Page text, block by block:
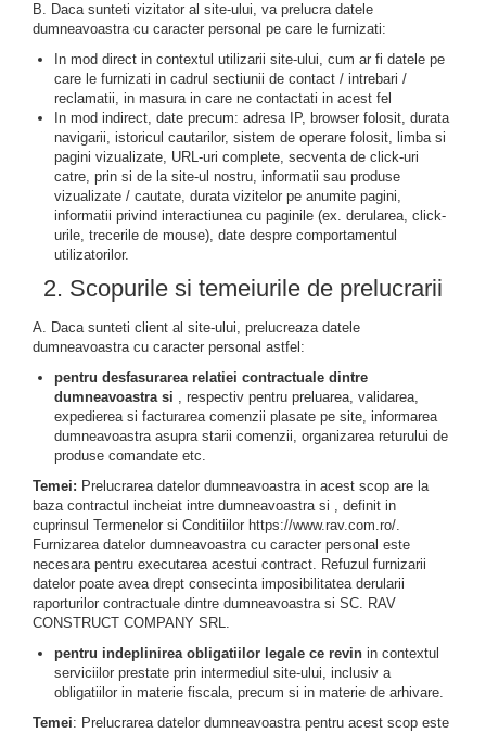
B. Daca sunteti vizitator al site-ului, va prelucra datele
dumneavoastra cu caracter personal pe care le furnizati:
In mod direct in contextul utilizarii site-ului, cum ar fi datele pe
care le furnizati in cadrul sectiunii de contact / intrebari /
reclamatii, in masura in care ne contactati in acest fel
In mod indirect, date precum: adresa IP, browser folosit, durata
navigarii, istoricul cautarilor, sistem de operare folosit, limba si
pagini vizualizate, URL-uri complete, secventa de click-uri
catre, prin si de la site-ul nostru, informatii sau produse
vizualizate / cautate, durata vizitelor pe anumite pagini,
informatii privind interactiunea cu paginile (ex. derularea, click-
urile, trecerile de mouse), date despre comportamentul
utilizatorilor.
2. Scopurile si temeiurile de prelucrarii
A. Daca sunteti client al site-ului, prelucreaza datele
dumneavoastra cu caracter personal astfel:
pentru desfasurarea relatiei contractuale dintre
dumneavoastra si , respectiv pentru preluarea, validarea,
expedierea si facturarea comenzii plasate pe site, informarea
dumneavoastra asupra starii comenzii, organizarea returului de
produse comandate etc.
Temei: Prelucrarea datelor dumneavoastra in acest scop are la
baza contractul incheiat intre dumneavoastra si , definit in
cuprinsul Termenelor si Conditiilor https://www.rav.com.ro/.
Furnizarea datelor dumneavoastra cu caracter personal este
necesara pentru executarea acestui contract. Refuzul furnizarii
datelor poate avea drept consecinta imposibilitatea derularii
raporturilor contractuale dintre dumneavoastra si SC. RAV
CONSTRUCT COMPANY SRL.
pentru indeplinirea obligatiilor legale ce revin in contextul
serviciilor prestate prin intermediul site-ului, inclusiv a
obligatiilor in materie fiscala, precum si in materie de arhivare.
Temei: Prelucrarea datelor dumneavoastra pentru acest scop este